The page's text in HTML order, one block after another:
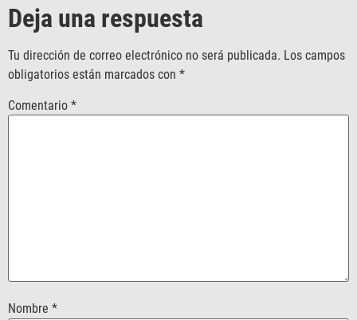
Deja una respuesta
Tu dirección de correo electrónico no será publicada. Los campos
obligatorios están marcados con *
Comentario *
Nombre *